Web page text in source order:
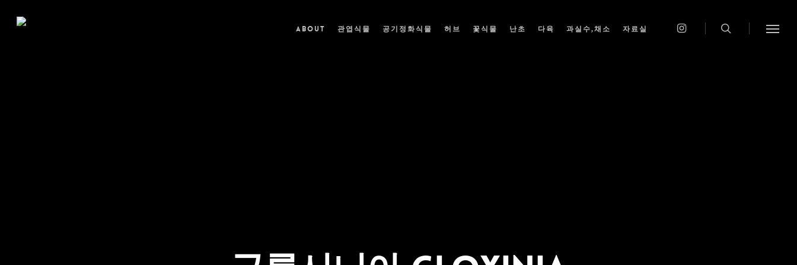
ABOUT 관엽식물 공기정화식물 허브 꽃식물 난초 다육 과실수,채소 자료실